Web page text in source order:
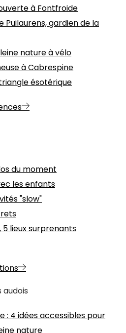
à Fontfroide
Puilaurens, gardien de la
nature à vélo
à Cabrespine
ésotérique
du moment
les enfants
"slow"
5 lieux surprenants
audois
: 4 idées accessibles pour
nature